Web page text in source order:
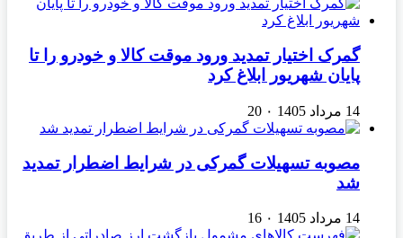
گمرک اختیار تمدید ورود موقت کالا و خودرو را تا
پایان شهریور ابلاغ کرد
14 مرداد 1405 ۰ 20
مصوبه تسهیلات گمرکی در شرایط اضطرار تمدید
شد
14 مرداد 1405 ۰ 16